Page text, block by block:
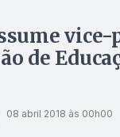
vice-
de
08 abril 2018 às 00h00